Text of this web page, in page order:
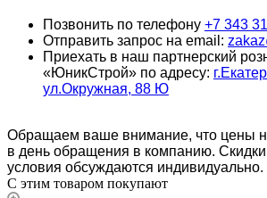
Позвонить по телефону +7 343
Отправить запрос на email:
Приехать в наш партнерский
«ЮникСтрой» по адресу:
ул.Окружная, 88 Ю
Обращаем ваше внимание, что цены
в день обращения в компанию.
условия обсуждаются индивидуально.
С этим товаром покупают